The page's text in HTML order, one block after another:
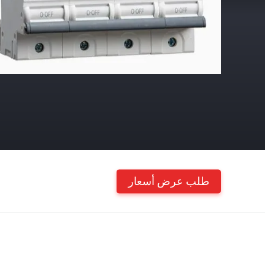
طلب عرض أسعار